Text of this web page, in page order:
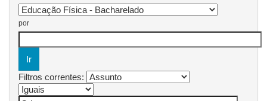
por
Filtros correntes: